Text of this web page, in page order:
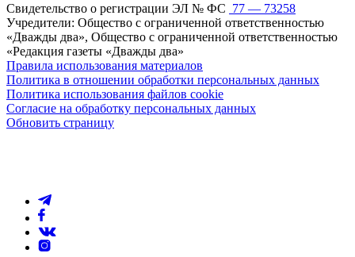
Свидетельство о регистрации ЭЛ № ФС 77 — 73258
Учредители: Общество с ограниченной ответственностью
«Дважды два», Общество с ограниченной ответственностью
«Редакция газеты «Дважды два»
Правила использования материалов
Политика в отношении обработки персональных данных
Политика использования файлов cookie
Согласие на обработку персональных данных
Обновить страницу